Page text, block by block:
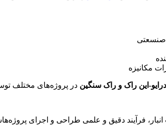
صنسعتی
مکانیزه
این راک و راک سنگین در پروژه‌های مختلف
انبار، فرآیند دقیق و علمی طراحی و اجرای